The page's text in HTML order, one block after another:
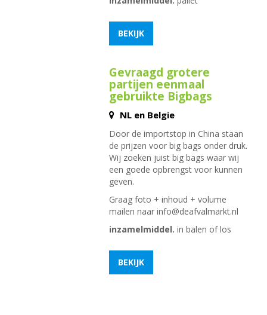
BEKIJK
Gevraagd grotere
partijen eenmaal
gebruikte Bigbags
NL en Belgie
Door de importstop in China staan
de prijzen voor big bags onder druk.
Wij zoeken juist big bags waar wij
een goede opbrengst voor kunnen
geven.
Graag foto + inhoud + volume
mailen naarinfo@deafvalmarkt.nl
inzamelmiddel. in balen of los
BEKIJK